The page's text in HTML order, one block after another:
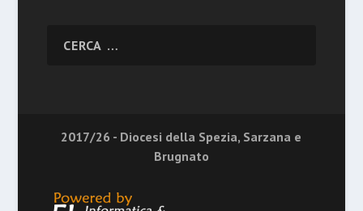
2017/26 - Diocesi della Spezia, Sarzana e
Brugnato